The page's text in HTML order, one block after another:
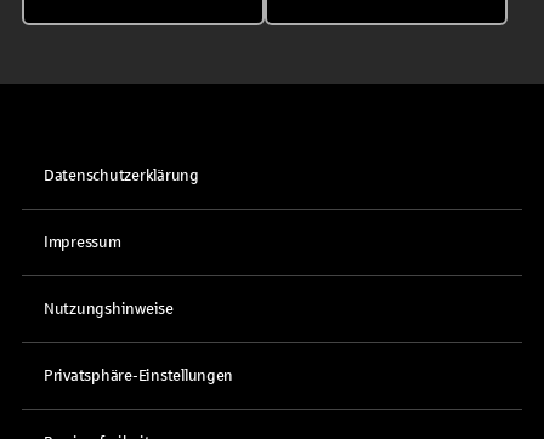
Datenschutzerklärung
Impressum
Nutzungshinweise
Privatsphäre-Einstellungen